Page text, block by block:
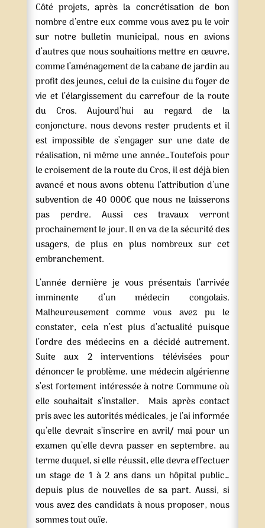
Côté projets, après la concrétisation de bon
nombre d’entre eux comme vous avez pu le voir
sur notre bulletin municipal, nous en avions
d’autres que nous souhaitions mettre en œuvre,
comme l’aménagement de la cabane de jardin au
profit des jeunes, celui de la cuisine du foyer de
vie et l’élargissement du carrefour de la route
du Cros. Aujourd’hui au regard de la
conjoncture, nous devons rester prudents et il
est impossible de s’engager sur une date de
réalisation, ni même une année…Toutefois pour
le croisement de la route du Cros, il est déjà bien
avancé et nous avons obtenu l’attribution d’une
subvention de 40 000€ que nous ne laisserons
pas perdre. Aussi ces travaux verront
prochainement le jour. Il en va de la sécurité des
usagers, de plus en plus nombreux sur cet
embranchement.
L’année dernière je vous présentais l’arrivée
imminente d’un médecin congolais.
Malheureusement comme vous avez pu le
constater, cela n’est plus d’actualité puisque
l’ordre des médecins en a décidé autrement.
Suite aux 2 interventions télévisées pour
dénoncer le problème, une médecin algérienne
s’est fortement intéressée à notre Commune où
elle souhaitait s’installer. Mais après contact
pris avec les autorités médicales, je l’ai informée
qu’elle devrait s’inscrire en avril/ mai pour un
examen qu’elle devra passer en septembre, au
terme duquel, si elle réussit, elle devra effectuer
un stage de 1 à 2 ans dans un hôpital public…
depuis plus de nouvelles de sa part. Aussi, si
vous avez des candidats à nous proposer, nous
sommes tout ouïe.